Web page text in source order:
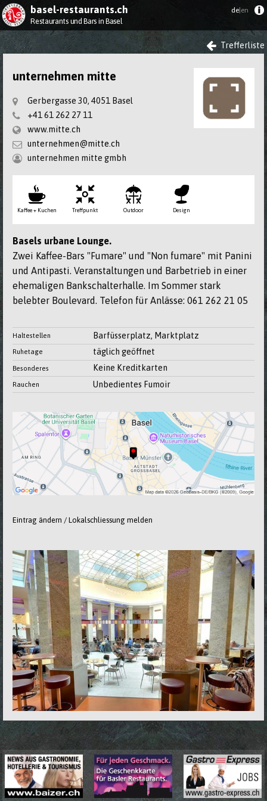
basel-restaurants.ch
Restaurants und Bars in Basel
de|en
Trefferliste
unternehmen mitte
Gerbergasse 30, 4051 Basel
+41 61 262 27 11
www.mitte.ch
unternehmen@mitte.ch
unternehmen mitte gmbh
Kaffee + Kuchen Treff­punkt Outdoor Design
Basels urbane Lounge.
Zwei Kaffee-Bars "Fumare" und "Non fumare" mit Panini
und Antipasti. Veranstaltungen und Barbetrieb in einer
ehemaligen Bankschalterhalle. Im Sommer stark
belebter Boulevard. Telefon für Anlässe: 061 262 21 05
Haltestellen Barfüsserplatz, Marktplatz
Ruhetage täglich geöffnet
Besonderes Keine Kreditkarten
Rauchen Unbedientes Fumoir
Eintrag ändern / Lokalschliessung melden